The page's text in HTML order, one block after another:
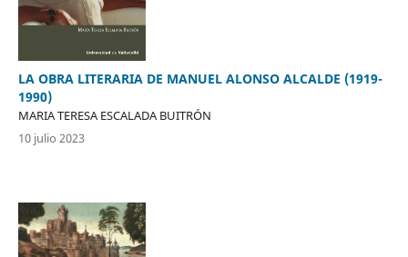
LA OBRA LITERARIA DE MANUEL ALONSO ALCALDE (1919-
1990)
MARIA TERESA ESCALADA BUITRÓN
10 julio 2023